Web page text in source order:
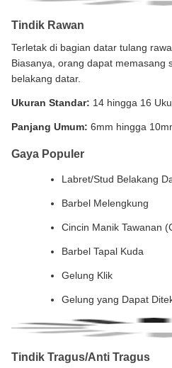
Tindik Rawan
Terletak di bagian datar tulang
Biasanya, orang dapat memasang
belakang datar.
Ukuran Standar: 14 hingga 16
Panjang Umum: 6mm hingga
Gaya Populer
Labret/Stud Belakang
Barbel Melengkung
Cincin Manik Tawanan
Barbel Tapal Kuda
Gelung Klik
Gelung yang Dapat
Tindik Tragus/Anti Tragus